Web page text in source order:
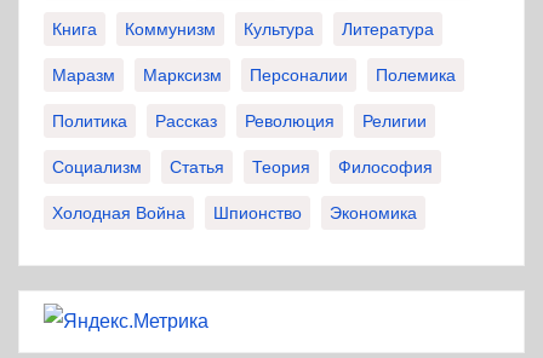
Книга Коммунизм Культура Литература
Маразм Марксизм Персоналии Полемика
Политика Рассказ Революция Религии
Социализм Статья Теория Философия
Холодная Война Шпионство Экономика